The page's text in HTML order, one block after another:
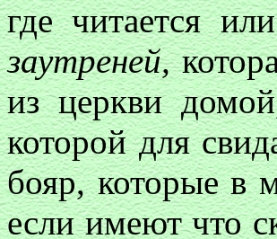
где читается
заутреней,
из церкви
которой для
бояр, которые в
если имеют что